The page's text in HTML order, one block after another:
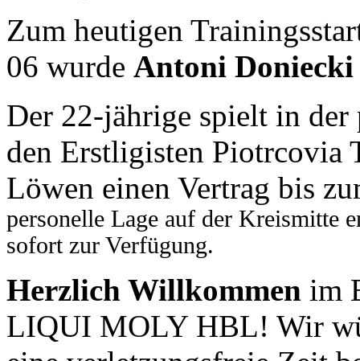
Zum heutigen
06 wurde Antoni Doniecki
Der 22-jährige spielt in
den Erstligisten Piotrcovia
Löwen einen Vertrag bis
personelle Lage auf der Kreismitte
sofort zur Verfügung.
Herzlich Willkommen im
LIQUI MOLY HBL! Wir